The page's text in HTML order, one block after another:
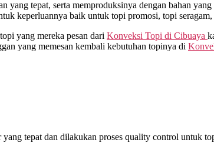
yang tepat, serta memproduksinya dengan bahan
keperluannya baik untuk topi promosi, topi
yang mereka pesan dari Konveksi Topi di Cibuaya
yang memesan kembali kebutuhan topinya di
yang tepat dan dilakukan proses quality control untuk